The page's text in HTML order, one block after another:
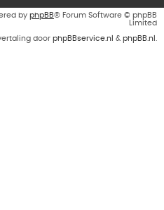
by phpBB® Forum Software © phpBB
Limited
door phpBBservice.nl & phpBB.nl